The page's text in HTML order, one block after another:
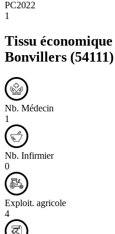
PC2022
1
Tissu
Bonvillers (54111)
Nb. Médecin
1
Nb. Infirmier
0
Exploit. agricole
4